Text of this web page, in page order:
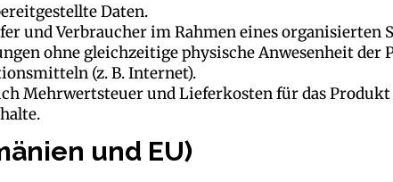
Daten.
und Verbraucher im Rahmen eines organisierten
ohne gleichzeitige physische Anwesenheit der
(z. B. Internet).
Mehrwertsteuer und Lieferkosten für das
und EU)